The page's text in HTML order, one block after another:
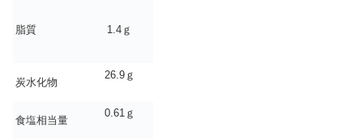
脂質 1.4ｇ
炭水化物
26.9ｇ
食塩相当量
0.61ｇ